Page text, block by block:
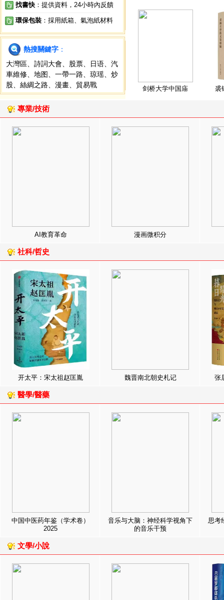
找書快 ：提供資料，24小時內反饋
環保包裝 ：採用紙箱、氣泡紙材料
熱搜關鍵字 ：
大灣區
詩詞大會 股票 日语
汽
車維修
地图 一帶一路 琼瑶
炒
股
絲綢之路 漫畫 貿易戰 剑桥大学中国庙 裘
專業/技術
AI教育革命 漫画微积分
社科/哲史
开太平：宋太祖赵匡胤 魏晋南北朝史札记 张
醫學/醫藥
中国中医药年鉴（学术卷）
2025
音乐与大脑：神经科学视角下
的音乐干预
思考
文學/小說